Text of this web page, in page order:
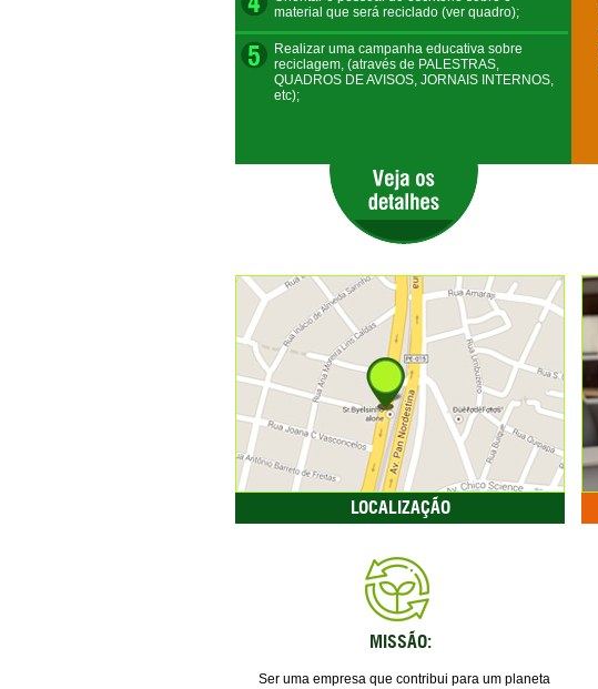
material que será reciclado (ver quadro);
Realizar uma campanha educativa sobre
reciclagem, (através de PALESTRAS,
QUADROS DE AVISOS, JORNAIS INTERNOS,
etc);
LOCALIZAÇÃO
MISSÃO:
Ser uma empresa que contribui para um planeta